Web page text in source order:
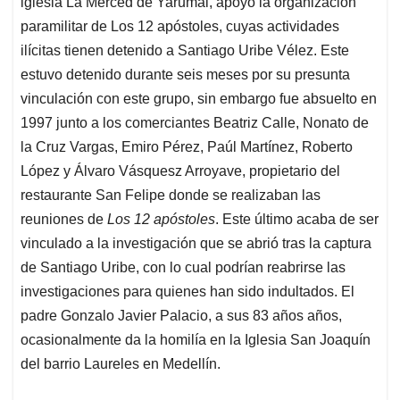
A
p
p
o
o
k
d
I
n
d
s
paramilitar de Los 12 apóstoles, cuyas actividades
ilícitas tienen detenido a Santiago Uribe Vélez. Este
estuvo detenido durante seis meses por su presunta
vinculación con este grupo, sin embargo fue absuelto en
1997 junto a los comerciantes Beatriz Calle, Nonato de
la Cruz Vargas, Emiro Pérez, Paúl Martínez, Roberto
López y Álvaro Vásquesz Arroyave, propietario del
restaurante San Felipe donde se realizaban las
reuniones de Los 12 apóstoles. Este último acaba de ser
vinculado a la investigación que se abrió tras la captura
de Santiago Uribe, con lo cual podrían reabrirse las
investigaciones para quienes han sido indultados. El
padre Gonzalo Javier Palacio, a sus 83 años años,
ocasionalmente da la homilía en la Iglesia San Joaquín
del barrio Laureles en Medellín.